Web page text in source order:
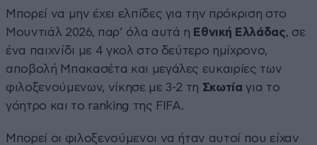
Μπορεί να μην έχει ελπίδες για την πρόκριση στο
Μουντιάλ 2026, παρ’ όλα αυτά η Εθνική Ελλάδας, σε
ένα παιχνίδι με 4 γκολ στο δεύτερο ημίχρονο,
αποβολή Μπακασέτα και μεγάλες ευκαιρίες των
φιλοξενούμενων, νίκησε με 3-2 τη Σκωτίαγια το
γόητρο και το ranking της FIFA.
Μπορεί οι φιλοξενούμενοι να ήταν αυτοί που είχαν